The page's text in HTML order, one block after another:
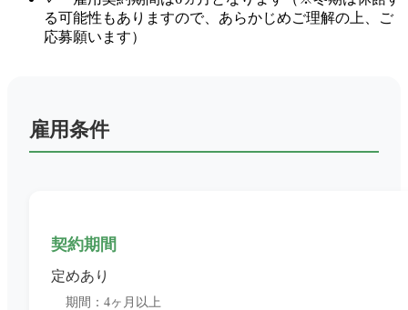
る可能性もありますので、あらかじめご理解の上、ご
応募願います）
雇用条件
契約期間
定めあり
期間：4ヶ月以上